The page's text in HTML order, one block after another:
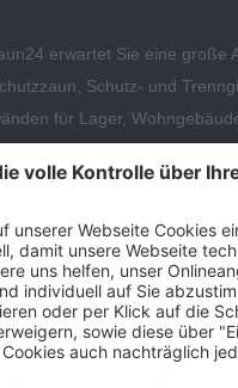
erwartet Sie eine große
Schutz- und
für Lager,
und
Darüber hinaus
Betriebsausstattung, wie
Verkehrssicherung sowie